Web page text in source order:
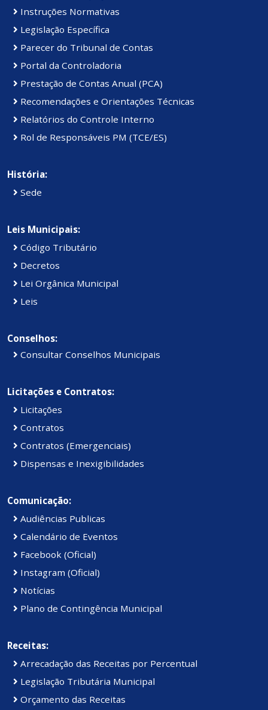
Instruções Normativas
Legislação Específica
Parecer do Tribunal de Contas
Portal da Controladoria
Prestação de Contas Anual (PCA)
Recomendações e Orientações Técnicas
Relatórios do Controle Interno
Rol de Responsáveis PM (TCE/ES)
História:
Sede
Leis Municipais:
Código Tributário
Decretos
Lei Orgânica Municipal
Leis
Conselhos:
Consultar Conselhos Municipais
Licitações e Contratos:
Licitações
Contratos
Contratos (Emergenciais)
Dispensas e Inexigibilidades
Comunicação:
Audiências Publicas
Calendário de Eventos
Facebook (Oficial)
Instagram (Oficial)
Notícias
Plano de Contingência Municipal
Receitas:
Arrecadação das Receitas por Percentual
Legislação Tributária Municipal
Orçamento das Receitas